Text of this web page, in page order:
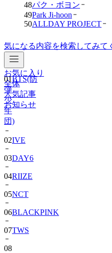
48パク・ボヨン
49Park Ji-hoon
50ALLDAY PROJECT
気になる内容を検索してみて
お気に入り
全体
人気記事
お知らせ
01BTS(防
弾
少
年
団)
02IVE
03DAY6
04RIIZE
05NCT
06BLACKPINK
07TWS
08